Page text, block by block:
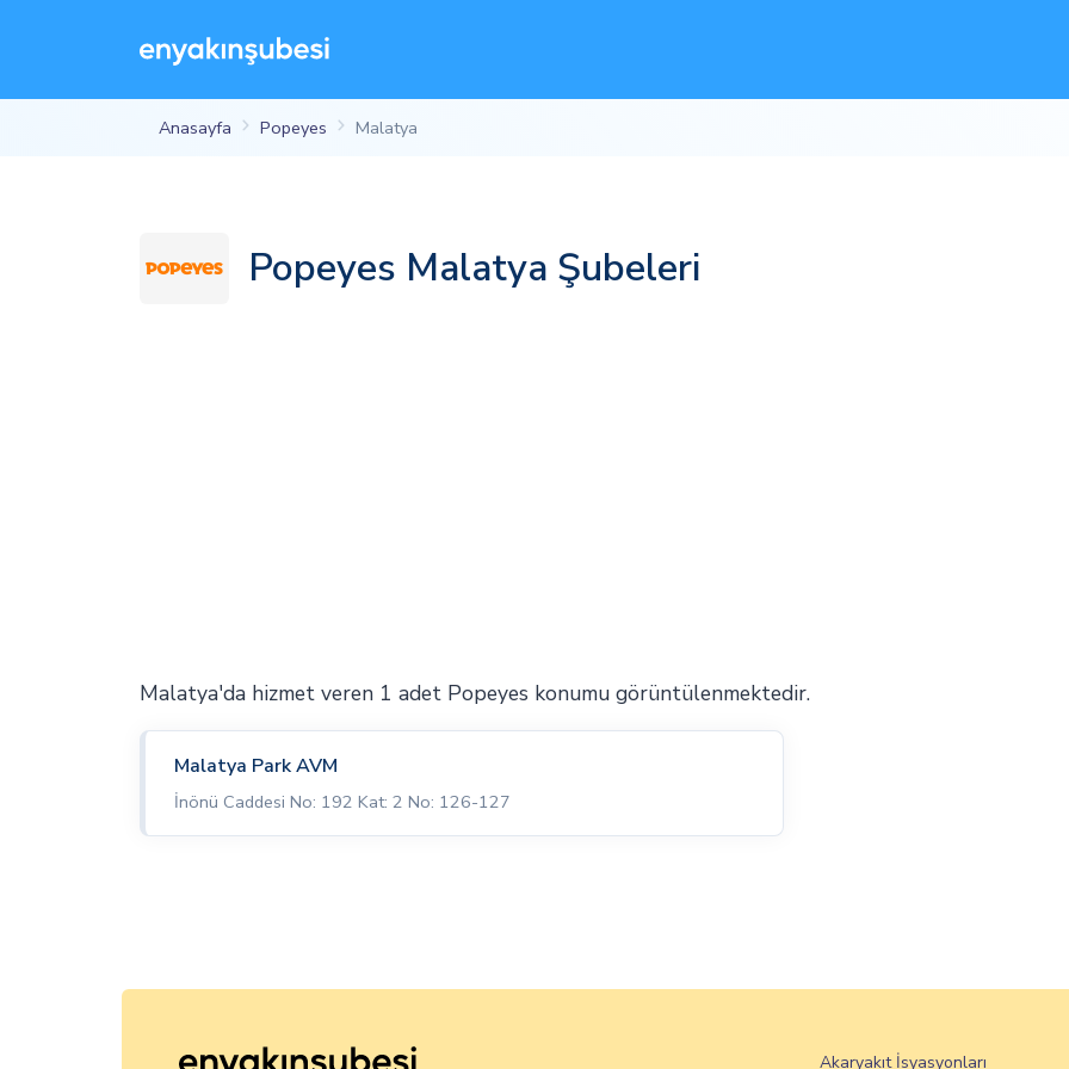
Anasayfa Popeyes Malatya
Popeyes Malatya Şubeleri
Malatya'da hizmet veren 1 adet Popeyes konumu görüntülenmektedir.
Malatya Park AVM
İnönü Caddesi No: 192 Kat: 2 No: 126-127
Akaryakıt İsyasyonları